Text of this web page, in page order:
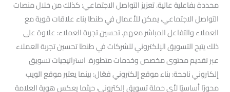
محددة بفاعلية عالية. تعزيز التواصل الاجتماعي: كذلك من خلال منصات
التواصل الاجتماعي، يمكن للأعمال في طنطا بناء علاقات قوية مع
العملاء والتفاعل المباشر معهم. تحسين تجربة العملاء: علاوة على
ذلك يتيح التسويق الإلكتروني للشركات في طنطا تحسين تجربة العملاء
عبر تقديم محتوى مخصص وخدمات متطورة. استراتيجيات تسويق
إلكتروني ناجحة: بناء موقع إلكتروني فعّال: بينما يعتبر موقع الويب
محورًا أساسيًا لأي حملة تسويق إلكتروني، حيثما يعكس هوية العلامة